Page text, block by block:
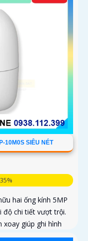
10M0S SIÊU NÉT
hai ống kính 5MP
độ chi tiết vượt trội.
xoay giúp ghi hình